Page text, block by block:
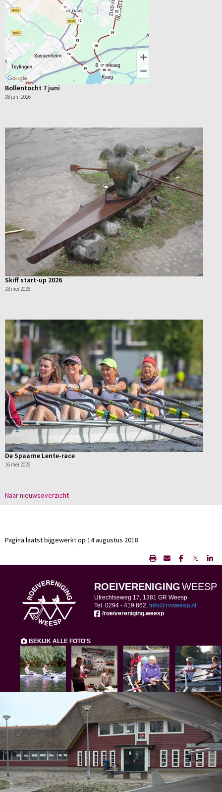
Bollentocht 7 juni
08 juni 2026
Skiff start-up 2026
18 mei 2026
De Spaarne Lente-race
16 mei 2026
Naar nieuwsoverzicht
Pagina laatst bijgewerkt op 14 augustus 2018
𝕏
ROEIVERENIGINGWEESP
Utrechtseweg 17, 1381 GR Weesp
Tel. 0294 - 419 862, ofni@rvweesp.nl
/roeivereniging.weesp
BEKIJK ALLE FOTO'S